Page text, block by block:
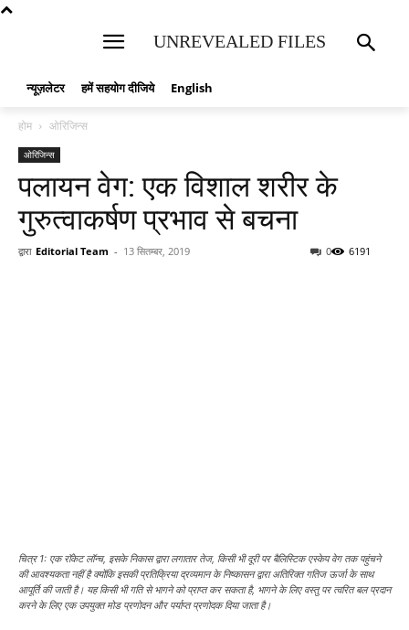
UNREVEALED FILES
न्यूज़लेटर हमें सहयोग दीजिये English
होम ओरिजिन्स
ओरिजिन्स
पलायन वेग: एक विशाल शरीर के
गुरुत्वाकर्षण प्रभाव से बचना
द्वारा Editorial Team - 13 सितम्बर, 2019 6191
0
चित्र 1: एक रॉकेट लॉन्च, इसके निकास द्वारा लगातार तेज, किसी भी दूरी पर बैलिस्टिक एस्केप वेग तक पहुंचने
की आवश्यकता नहीं है क्योंकि इसकी प्रतिक्रिया द्रव्यमान के निष्कासन द्वारा अतिरिक्त गतिज ऊर्जा के साथ
आपूर्ति की जाती है। यह किसी भी गति से भागने को प्राप्त कर सकता है, भागने के लिए वस्तु पर त्वरित बल प्रदान
करने के लिए एक उपयुक्त मोड प्रणोदन और पर्याप्त प्रणोदक दिया जाता है।